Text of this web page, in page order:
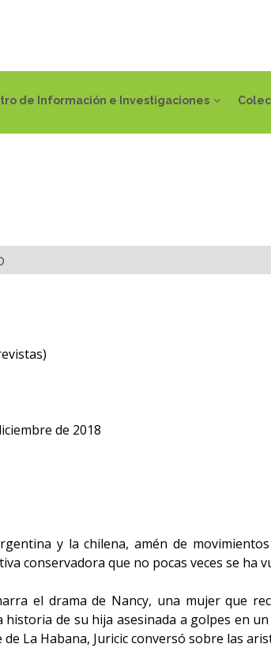
de Información e Investigaciones
de 2018
y la chilena, amén de
conservadora que no pocas veces se ha
el drama de Nancy, una mujer que
de su hija asesinada a golpes en
La Habana, Juricic conversó sobre las